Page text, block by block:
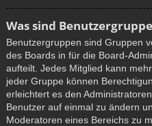
Was sind
Benutzergruppen sind Gruppen
des Boards in für die Board-
aufteilt. Jedes Mitglied kann
jeder Gruppe können
erleichtert es den
Benutzer auf einmal zu ändern
Moderatoren eines Bereichs zu